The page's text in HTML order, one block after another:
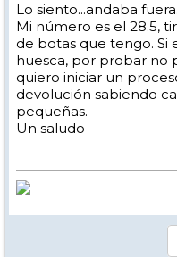
Lo siento...andaba
Mi número es el 28.5,
de botas que tengo. Si
huesca, por probar no
quiero iniciar un
devolución sabiendo
pequeñas.
Un saludo